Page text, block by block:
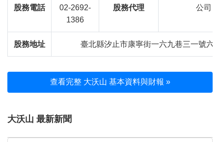
股務電話
02-2692-
1386
股務代理 公司
股務地址 臺北縣汐止市康寧街一六九巷三一號六
查看完整 大沃山 基本資料與財報 »
大沃山 最新新聞